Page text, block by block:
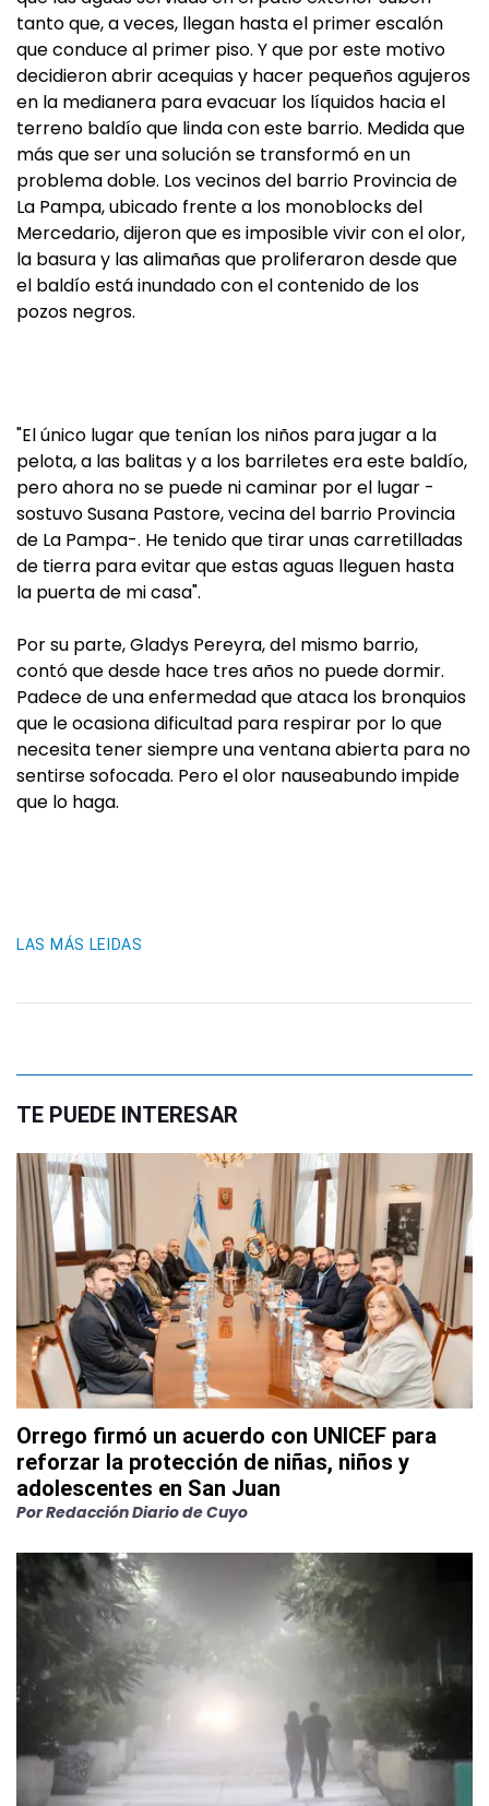
tanto que, a veces, llegan hasta el primer escalón
que conduce al primer piso. Y que por este motivo
decidieron abrir acequias y hacer pequeños agujeros
en la medianera para evacuar los líquidos hacia el
terreno baldío que linda con este barrio. Medida que
más que ser una solución se transformó en un
problema doble. Los vecinos del barrio Provincia de
La Pampa, ubicado frente a los monoblocks del
Mercedario, dijeron que es imposible vivir con el olor,
la basura y las alimañas que proliferaron desde que
el baldío está inundado con el contenido de los
pozos negros.
"El único lugar que tenían los niños para jugar a la
pelota, a las balitas y a los barriletes era este baldío,
pero ahora no se puede ni caminar por el lugar -
sostuvo Susana Pastore, vecina del barrio Provincia
de La Pampa-. He tenido que tirar unas carretilladas
de tierra para evitar que estas aguas lleguen hasta
la puerta de mi casa".
Por su parte, Gladys Pereyra, del mismo barrio,
contó que desde hace tres años no puede dormir.
Padece de una enfermedad que ataca los bronquios
que le ocasiona dificultad para respirar por lo que
necesita tener siempre una ventana abierta para no
sentirse sofocada. Pero el olor nauseabundo impide
que lo haga.
LAS MÁS LEIDAS
TE PUEDE INTERESAR
Orrego firmó un acuerdo con UNICEF para
reforzar la protección de niñas, niños y
adolescentes en San Juan
PorRedacción Diario de Cuyo